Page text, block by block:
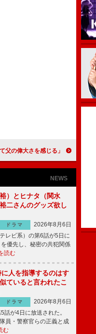
楽活動を通して父の偉大さを感じる」
NEWS
）とヒナタ（関水
二さんのグッズ欲し
ドラマ
2026年8月6日
レビ系）の第6話が5日に
優先し、秘密の共犯関係
読む
人を指導するのはす
ていると言われたこ
ドラマ
2026年8月6日
が4日に放送された。
員・警察官らの正義と成
む